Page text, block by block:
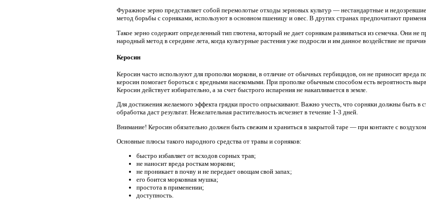
Фуражное зерно представляет собой перемолотые отходы зерновых культур — нестандартные и
метод борьбы с сорняками, используют в основном пшеницу и овес. В других странах предпочитают
Такое зерно содержит определенный тип глютена, который не дает сорнякам развиваться из семечка. Они не
народный метод в середине лета, когда культурные растения уже подросли и им данное воздействие не
Керосин
Керосин часто используют для прополки моркови, в отличие от обычных гербицидов, он не приносит вреда
керосин помогает бороться с вредными насекомыми. При прополке обычным способом есть вероятность
Керосин действует избирательно, а за счет быстрого испарения не накапливается в земле.
Для достижения желаемого эффекта грядки просто опрыскивают. Важно учесть, что сорняки должны быть в
обработка даст результат. Нежелательная растительность исчезнет в течение 1-3 дней.
Внимание! Керосин обязательно должен быть свежим и храниться в закрытой таре — при контакте с
Основные плюсы такого народного средства от травы и сорняков:
быстро избавляет от всходов сорных трав;
не наносит вреда росткам моркови;
не проникает в почву и не передает овощам свой запах;
его боится морковная мушка;
простота в применении;
доступность.